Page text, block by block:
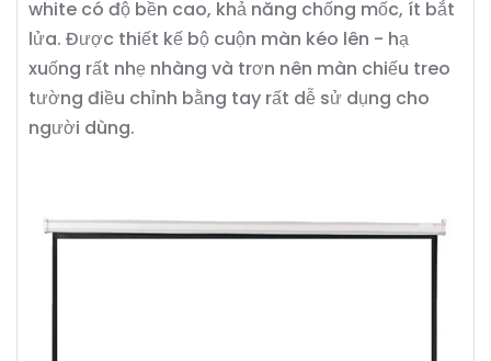
white có độ bền cao, khả năng chống mốc, ít bắt
lửa. Được thiết kế bộ cuộn màn kéo lên - hạ
xuống rất nhẹ nhàng và trơn nên màn chiếu treo
tường điều chỉnh bằng tay rất dễ sử dụng cho
người dùng.